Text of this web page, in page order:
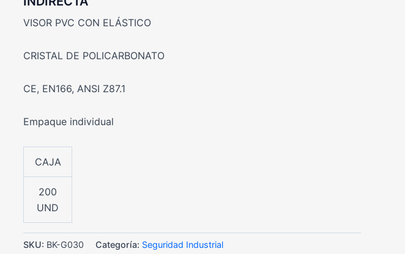
VISOR PVC CON ELÁSTICO
CRISTAL DE POLICARBONATO
CE, EN166, ANSI Z87.1
Empaque individual
CAJA
200
UND
SKU: BK-G030 Categoría: Seguridad Industrial